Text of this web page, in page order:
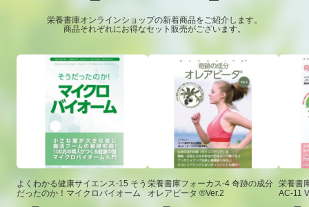
栄養書庫オンラインショップの新着商品をご紹介します。
商品それぞれにお得なセット販売がございます。
よくわかる健康サイエンス-15 そう
だったのか！マイクロバイオーム
栄養書庫フォーカス-4 奇跡の成分
オレアビータ ®Ver.2
栄養書
AC-11